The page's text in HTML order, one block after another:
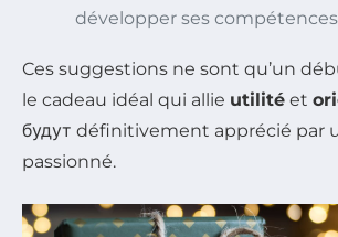
développer ses compétences
Ces suggestions ne sont qu’un
le cadeau idéal qui allie utilité et
будут définitivement apprécié par
passionné.